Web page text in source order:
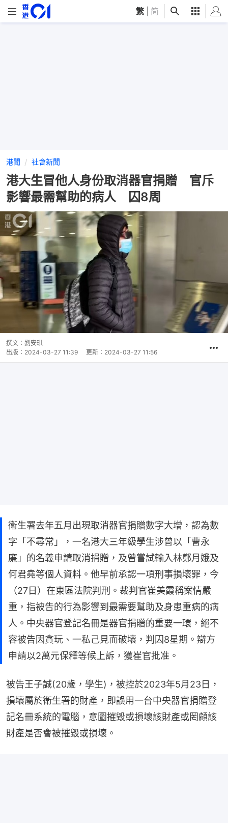
繁 简
港聞 社會新聞
港大生冒他人身份取消器官捐贈 官斥
影響最需幫助的病人 囚8周
撰文： 劉安琪
出版： 2024-03-27 11:39 更新： 2024-03-27 11:56
衛生署去年五月出現取消器官捐贈數字大增，認為數
字「不尋常」，一名港大三年級學生涉曾以「曹永
廉」的名義申請取消捐贈，及曾嘗試輸入林鄭月娥及
何君堯等個人資料。他早前承認一項刑事損壞罪，今
（27日）在東區法院判刑。裁判官崔美霞稱案情嚴
重，指被告的行為影響到最需要幫助及身患重病的病
人。中央器官登記名冊是器官捐贈的重要一環，絕不
容被告因貪玩、一私己見而破壞，判囚8星期。辯方
申請以2萬元保釋等候上訴，獲崔官批准。
被告王子誠(20歲，學生)，被控於2023年5月23日，
損壞屬於衛生署的財產，即誤用一台中央器官捐贈登
記名冊系統的電腦，意圖摧毀或損壞該財產或罔顧該
財產是否會被摧毀或損壞。